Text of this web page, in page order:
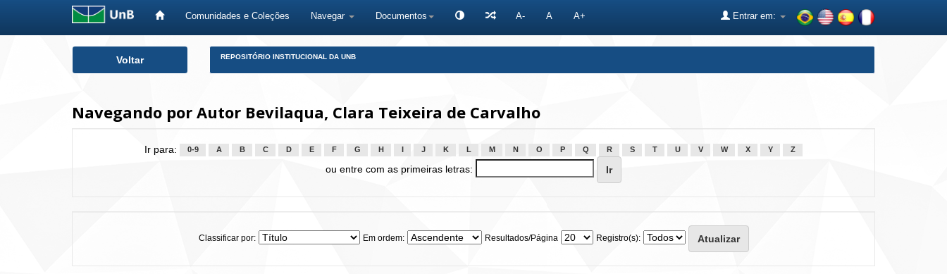
Comunidades e Coleções Navegar Documentos A- A A+ Entrar em:
Voltar REPOSITÓRIO INSTITUCIONAL DA UNB
Navegando por Autor Bevilaqua, Clara Teixeira de Carvalho
Ir para: 0-9 A B C D E F G H J K L M N O P Q R S T U V W X Y Z
ou entre com as primeiras letras:
Classificar por: Em ordem: Resultados/Página Registro(s):